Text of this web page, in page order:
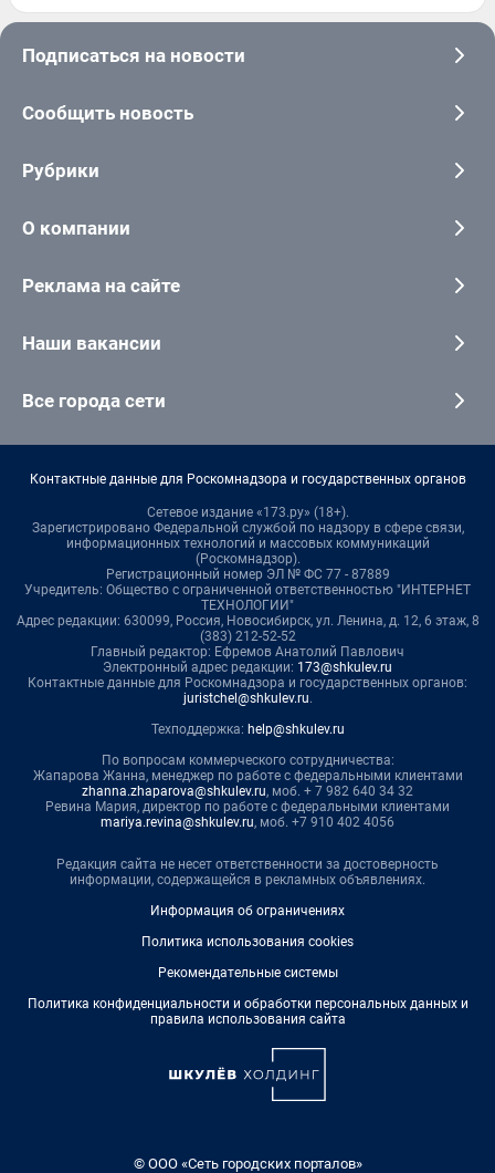
Подписаться на новости
Сообщить новость
Рубрики
О компании
Реклама на сайте
Наши вакансии
Все города сети
Контактные данные для Роскомнадзора и государственных органов
Сетевое издание «173.ру» (18+).
Зарегистрировано Федеральной службой по надзору в сфере связи,
информационных технологий и массовых коммуникаций
(Роскомнадзор).
Регистрационный номер ЭЛ № ФС 77 - 87889
Учредитель: Общество с ограниченной ответственностью "ИНТЕРНЕТ
ТЕХНОЛОГИИ"
Адрес редакции: 630099, Россия, Новосибирск, ул. Ленина, д. 12, 6 этаж, 8
(383) 212-52-52
Главный редактор: Ефремов Анатолий Павлович
Электронный адрес редакции: 173@shkulev.ru
Контактные данные для Роскомнадзора и государственных органов:
juristchel@shkulev.ru.
Техподдержка: help@shkulev.ru
По вопросам коммерческого сотрудничества:
Жапарова Жанна, менеджер по работе с федеральными клиентами
zhanna.zhaparova@shkulev.ru, моб. + 7 982 640 34 32
Ревина Мария, директор по работе с федеральными клиентами
mariya.revina@shkulev.ru, моб. +7 910 402 4056
Редакция сайта не несет ответственности за достоверность
информации, содержащейся в рекламных объявлениях.
Информация об ограничениях
Политика использования cookies
Рекомендательные системы
Политика конфиденциальности и обработки персональных данных и
правила использования сайта
© ООО «Сеть городских порталов»